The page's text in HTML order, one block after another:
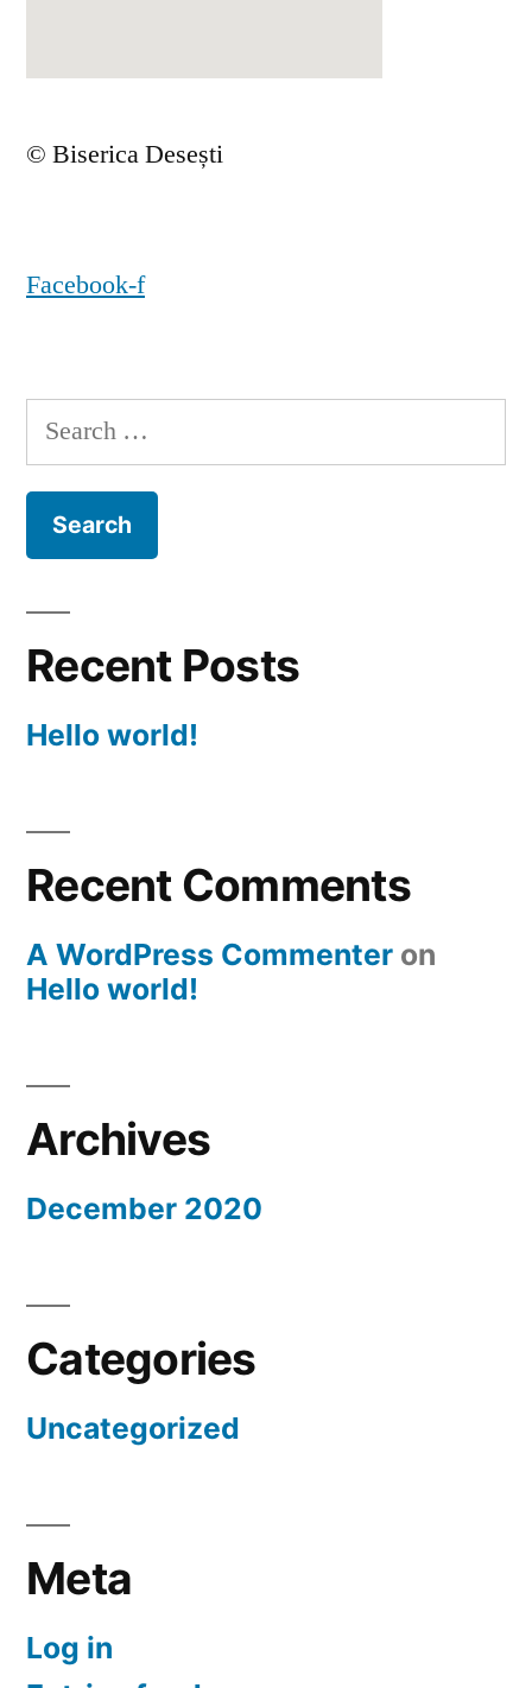
© Biserica Desești
Facebook-f
Search
for:
Recent Posts
Hello world!
Recent Comments
A WordPress Commenter on
Hello world!
Archives
December 2020
Categories
Uncategorized
Meta
Log in